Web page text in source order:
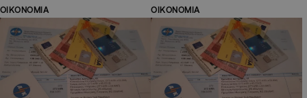
ΟΙΚΟΝΟΜΙΑ ΟΙΚΟΝΟΜΙΑ